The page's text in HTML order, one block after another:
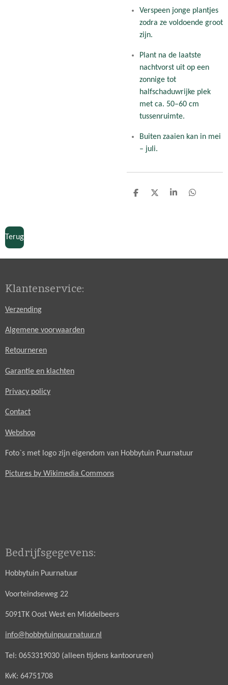
Verspeen jonge plantjes
zodra ze voldoende groot
zijn.
Plant na de laatste
nachtvorst uit op een
zonnige tot
halfschaduwrijke plek
met ca. 50–60 cm
tussenruimte.
Buiten zaaien kan in mei
– juli.
D
D
S
D
Terug
Klantenservice:
Verzending
Algemene voorwaarden
Retourneren
Garantie en klachten
Privacy policy
Contact
Webshop
Foto`s met logo zijn eigendom van Hobbytuin Puurnatuur
Pictures by Wikimedia Commons
Bedrijfsgegevens:
Hobbytuin Puurnatuur
Voorteindseweg 22
5091TK Oost West en Middelbeers
info@hobbytuinpuurnatuur.nl
Tel: 0653319030 (alleen tijdens kantooruren)
KvK: 64751708